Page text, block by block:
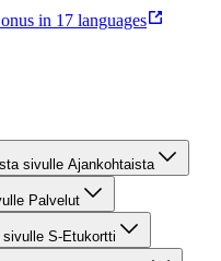
in 17 languages
sivulle Ajankohtaista
Palvelut
S-Etukortti